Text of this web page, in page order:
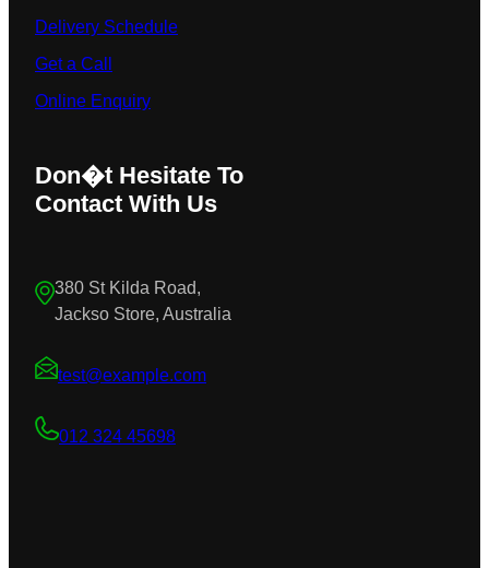
Delivery Schedule
Get a Call
Online Enquiry
Don�t Hesitate To
Contact With Us
380 St Kilda Road,
Jackso Store, Australia
test@example.com
012 324 45698